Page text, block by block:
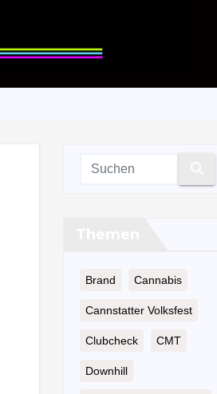
Brand Cannabis
Cannstatter Volksfest
Clubcheck CMT
Downhill